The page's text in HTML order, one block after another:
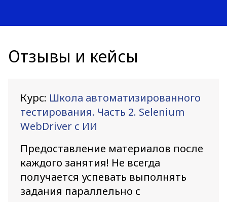
Отзывы и кейсы
Курс: Школа автоматизированного
тестирования. Часть 2. Selenium
WebDriver с ИИ
Предоставление материалов после
каждого занятия! Не всегда
получается успевать выполнять
задания параллельно с